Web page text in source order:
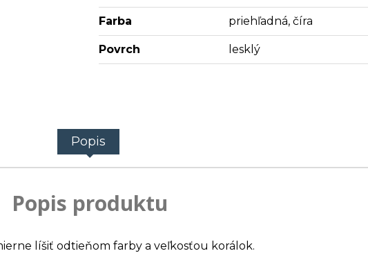
Farba priehľadná, číra
Povrch lesklý
Popis
Popis produktu
líšiť odtieňom farby a veľkosťou korálok.